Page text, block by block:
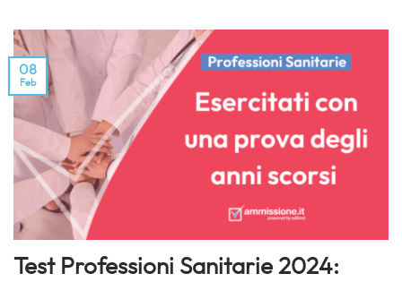
Test Professioni Sanitarie 2024:
08
Feb